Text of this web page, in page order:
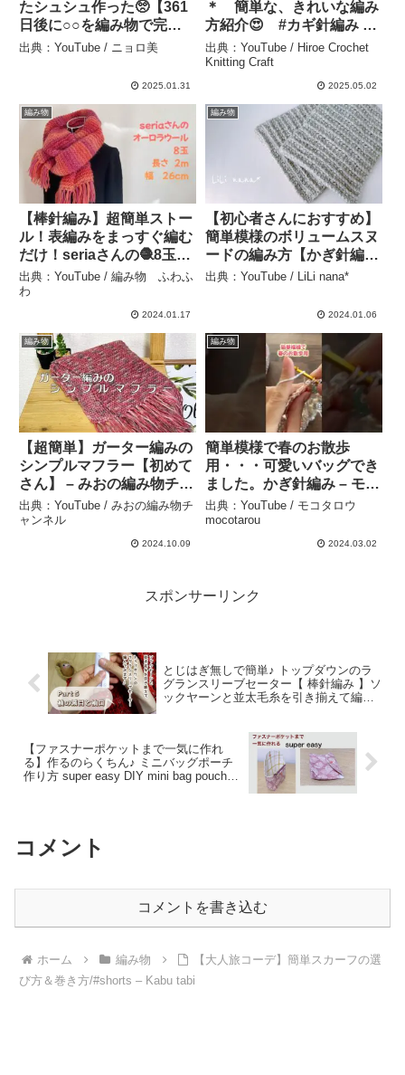
たシュシュ作った🥺【361
日後に○○を編み物で完
成】#編み物初心者 #編み
編み物シュシュ #シュシュ
ニョロ美
出典：YouTube / ニョロ美
2025.01.31
＊ 簡単な、きれいな編み
方紹介😍 #カギ針編み #
手編み ＃あ#棒針編み
#knitting #handmade –
Hiroe Crochet Knitting
出典：YouTube / Hiroe Crochet
Knitting Craft
2025.05.02
編み物
【棒針編み】超簡単ストー
ル！表編みをまっすぐ編む
だけ！seriaさんの🧶8玉で
ボリューミーなマフラー！
存在感がすごい😍初心者棒
針の練習に！ – 編み物 ふ
出典：YouTube / 編み物 ふわふ
わ
2024.01.17
編み物
【初心者さんにおすすめ】
簡単模様のボリュームスヌ
ードの編み方【かぎ針編
み】Crochet Infinity Scarf
出典：YouTube / LiLi nana*
2024.01.06
編み物
【超簡単】ガーター編みの
シンプルマフラー【初めて
さん】 – みおの編み物チャ
ンネル
出典：YouTube / みおの編み物チ
ャンネル
2024.10.09
編み物
簡単模様で春のお散歩
用・・・可愛いバッグでき
ました。かぎ針編み – モコ
タロウmocotarou
出典：YouTube / モコタロウ
mocotarou
2024.03.02
スポンサーリンク
とじはぎ無しで簡単♪ トップダウンのラ
グランスリーブセーター【 棒針編み 】ソ
ックヤーンと並太毛糸を引き揃えて編ん
探究♡ ほんわか暮らし♡ Vlog
【ファスナーポケットまで一気に作れ
る】作るのらくちん♪ ミニバッグポーチ
作り方 super easy DIY mini bag pouch
コメント
コメントを書き込む
ホーム 編み物
【大人旅コーデ】簡単スカーフの選
び方＆巻き方/#shorts – Kabu tabi